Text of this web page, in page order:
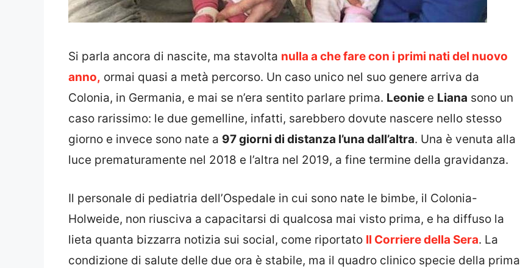
Si parla ancora di nascite, ma stavolta nulla a che fare con i primi nati del nuovo
anno, ormai quasi a metà percorso. Un caso unico nel suo genere arriva da
Colonia, in Germania, e mai se n’era sentito parlare prima. Leonie e Liana sono un
caso rarissimo: le due gemelline, infatti, sarebbero dovute nascere nello stesso
giorno e invece sono nate a 97 giorni di distanza l’una dall’altra. Una è venuta alla
luce prematuramente nel 2018 e l’altra nel 2019, a fine termine della gravidanza.
Il personale di pediatria dell’Ospedale in cui sono nate le bimbe, il Colonia-
Holweide, non riusciva a capacitarsi di qualcosa mai visto prima, e ha diffuso la
lieta quanta bizzarra notizia sui social, come riportato Il Corriere della Sera. La
condizione di salute delle due ora è stabile, ma il quadro clinico specie della prima